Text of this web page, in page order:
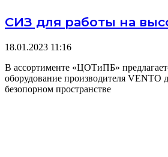
СИЗ для работы на
18.01.2023 11:16
В ассортименте «ЦОТиПБ»
оборудование производителя VENTO
безопорном пространстве